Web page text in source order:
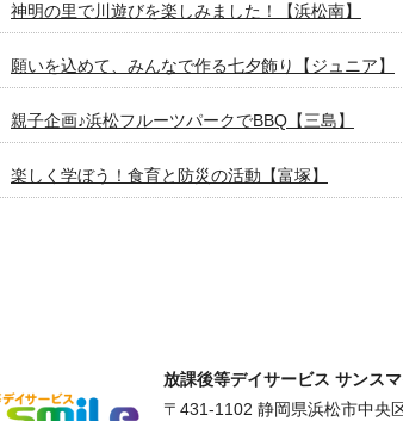
神明の里で川遊びを楽しみました！【浜松南】
願いを込めて、みんなで作る七夕飾り【ジュニア】
親子企画♪浜松フルーツパークでBBQ【三島】
楽しく学ぼう！食育と防災の活動【富塚】
みんなで挑戦！パンポン大会【袋井春岡】
放課後等デイサービス サンス
〒431-1102 静岡県浜松市中央